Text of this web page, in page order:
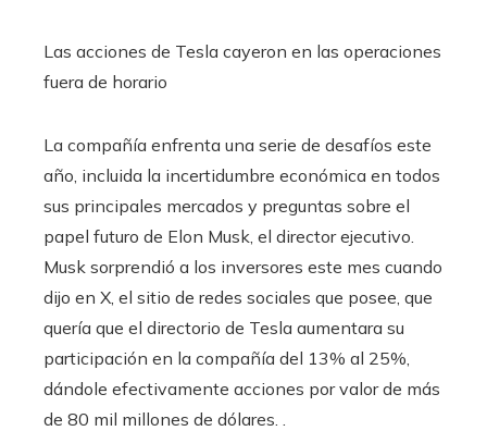
Las acciones de Tesla cayeron en las operaciones
fuera de horario
La compañía enfrenta una serie de desafíos este
año, incluida la incertidumbre económica en todos
sus principales mercados y preguntas sobre el
papel futuro de Elon Musk, el director ejecutivo.
Musk sorprendió a los inversores este mes cuando
dijo en X, el sitio de redes sociales que posee, que
quería que el directorio de Tesla aumentara su
participación en la compañía del 13% al 25%,
dándole efectivamente acciones por valor de más
de 80 mil millones de dólares. .